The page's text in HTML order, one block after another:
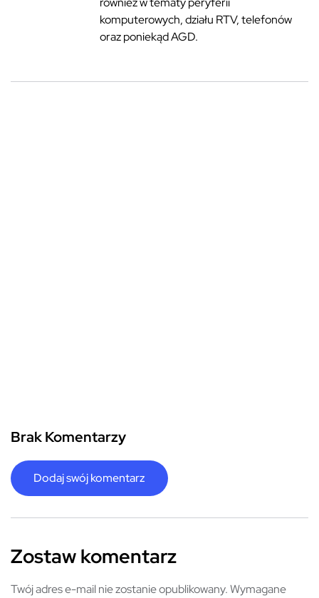
komputerowych, działu RTV, telefonów
oraz poniekąd AGD.
Brak Komentarzy
Dodaj swój komentarz
Zostaw komentarz
Twój adres e-mail nie zostanie opublikowany.Wymagane